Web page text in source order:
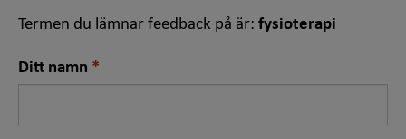
Termen du lämnar feedback på är: fysioterapi
Ditt namn Nödvändigt
fält